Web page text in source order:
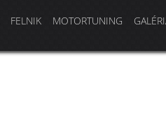
FELNIK MOTORTUNING